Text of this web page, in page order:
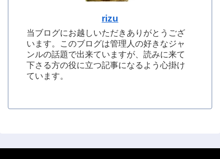
rizu
当ブログにお越しいただきありがとうござ
います。このブログは管理人の好きなジャ
ンルの話題で出来ていますが、読みに来て
下さる方の役に立つ記事になるよう心掛け
ています。